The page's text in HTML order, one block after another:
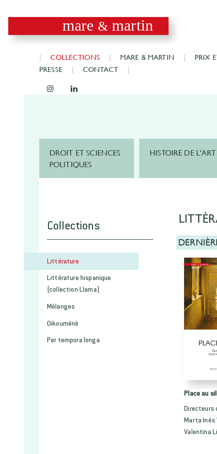
mare & martin
COLLECTIONS MARE & MARTIN
PRIX
PRESSE
CONTACT
DROIT ET SCIENCES
POLITIQUES
HISTOIRE DE L'ART
Collections
Littérature
Littérature hispanique
(collection Llama)
Mélanges
Oikouménè
Per tempora longa
Place au
Directeurs
Marta Inés
Valentina